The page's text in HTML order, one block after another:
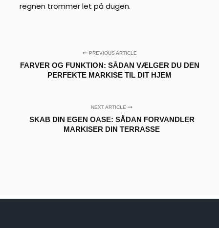
regnen trommer let på dugen.
PREVIOUS ARTICLE
FARVER OG FUNKTION: SÅDAN VÆLGER DU DEN
PERFEKTE MARKISE TIL DIT HJEM
NEXT ARTICLE
SKAB DIN EGEN OASE: SÅDAN FORVANDLER
MARKISER DIN TERRASSE